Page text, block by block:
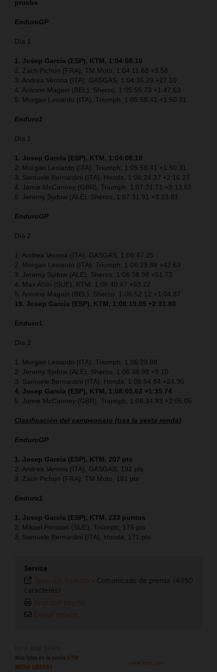
prueba
EnduroGP
Día 1
1. Josep García (ESP), KTM, 1:04:08.10
2. Zach Pichon (FRA), TM Moto, 1:04:11.68 +3.58
3. Andrea Verona (ITA), GASGAS, 1:04:35.20 +27.10
4. Antoine Magain (BEL), Sherco, 1:05:55.73 +1:47.63
5. Morgan Lesiardo (ITA), Triumph, 1:05:58.41 +1:50.31
Enduro1
Día 1
1. Josep García (ESP), KTM, 1:04:08.10
2. Morgan Lesiardo (ITA), Triumph, 1:05:58.41 +1:50.31
3. Samuele Bernardini (ITA), Honda, 1:06:24.37 +2:16.27
4. Jamie McCanney (GBR), Triumph, 1:07:21.71 +3:13.61
5. Jeremy Sydow (ALE), Sherco, 1:07:31.91 +3:23.81
EnduroGP
Día 2
1. Andrea Verona (ITA), GASGAS, 1:05:47.25
2. Morgan Lesiardo (ITA), Triumph, 1:06:29.88 +42.63
3. Jeremy Sydow (ALE), Sherco, 1:06:38.98 +51.73
4. Max Ahlin (SUE), KTM, 1:06:40.47 +53.22
5. Antoine Magain (BEL), Sherco, 1:06:52.12 +1:04.87
15. Josep García (ESP), KTM, 1:08:19.05 +2:31.80
Enduro1
Día 2
1. Morgan Lesiardo (ITA), Triumph, 1:06:29.88
2. Jeremy Sydow (ALE), Sherco, 1:06:38.98 +9.10
3. Samuele Bernardini (ITA), Honda, 1:06:54.84 +24.96
4. Josep García (ESP), KTM, 1:08:05.62 +1:35.74
5. Jamie McCanney (GBR), Triumph, 1:08:34.93 +2:05.05
Clasificación del campeonato (tras la sexta ronda)
EnduroGP
1. Josep García (ESP), KTM, 207 pts
2. Andrea Verona (ITA), GASGAS, 192 pts
3. Zach Pichon (FRA), TM Moto, 181 pts
Enduro1
1. Josep García (ESP), KTM, 233 puntos
2. Mikael Persson (SUE), Triumph, 175 pts
3. Samuele Bernardini (ITA), Honda, 171 pts
Service
Texto sin formato - Comunicado de prensa (4350
caracteres)
Imprimir página
Enviar enlace
KTM
MEDIA LIBRARY
www.ktm.com